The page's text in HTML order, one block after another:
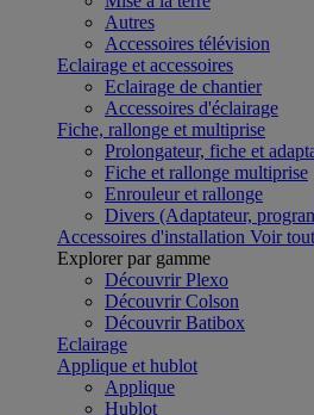
Autres
Accessoires télévision
Eclairage et accessoires
Eclairage de chantier
Accessoires d'éclairage
Fiche, rallonge et multiprise
Prolongateur, fiche et
Fiche et rallonge multiprise
Enrouleur et rallonge
Divers (Adaptateur,
Accessoires d'installation Voir tout
Explorer par gamme
Découvrir Plexo
Découvrir Colson
Découvrir Batibox
Eclairage
Applique et hublot
Applique
Hublot